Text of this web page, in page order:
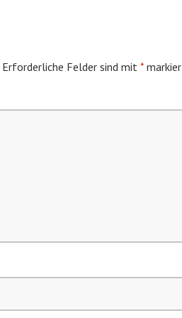
Erforderliche Felder sind mit *